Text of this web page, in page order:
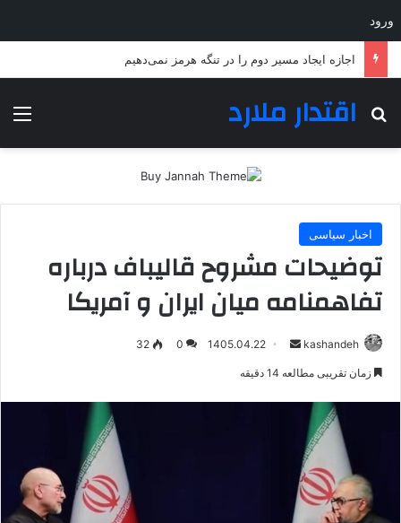
ورود
انفجار در مقر مزدوران وابسته به ریاض در مرکز و شرق یمن
اقتدار ملارد
جستجو برای
اخبار سیاسی
توضیحات مشروح قالیباف درباره
تفاهمنامه میان ایران و آمریکا
kashandeh
ارسال1405.04.22
0
32
زمان تقریبی مطالعه 14 دقیقه